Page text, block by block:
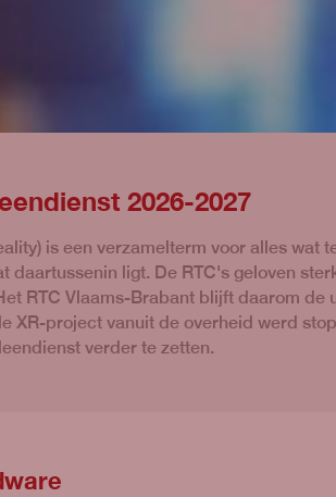
2026-2027
is een verzamelterm voor alles
daartussenin ligt. De RTC's geloven
RTC Vlaams-Brabant blijft daarom
XR-project vanuit de overheid werd
verder te zetten.